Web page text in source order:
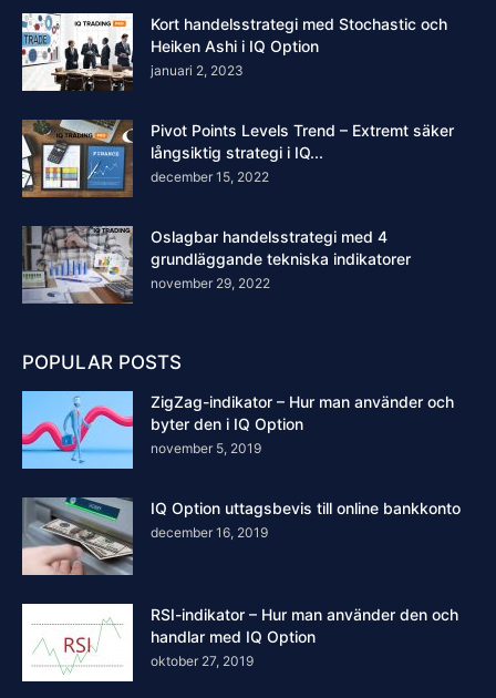
Kort handelsstrategi med Stochastic och
Heiken Ashi i IQ Option
januari 2, 2023
Pivot Points Levels Trend – Extremt säker
långsiktig strategi i IQ...
december 15, 2022
Oslagbar handelsstrategi med 4
grundläggande tekniska indikatorer
november 29, 2022
POPULAR POSTS
ZigZag-indikator – Hur man använder och
byter den i IQ Option
november 5, 2019
IQ Option uttagsbevis till online bankkonto
december 16, 2019
RSI-indikator – Hur man använder den och
handlar med IQ Option
oktober 27, 2019